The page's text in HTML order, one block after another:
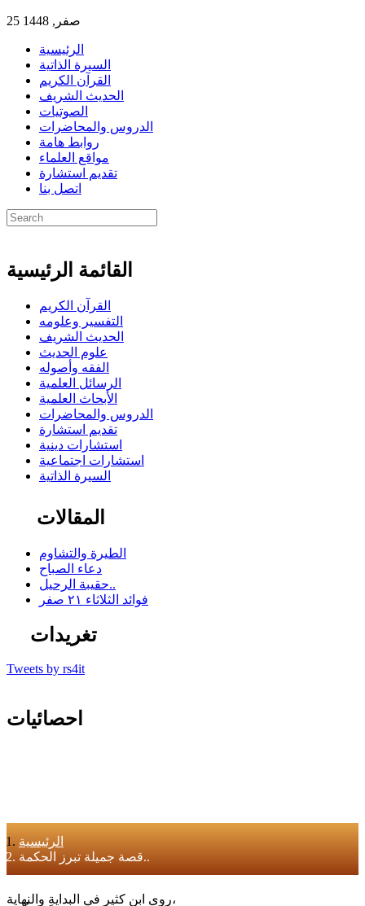
25 صفر, 1448
الرئيسية
السيرة الذاتية
القرآن الكريم
الحديث الشريف
الصوتيات
الدروس والمحاضرات
روابط هامة
مواقع العلماء
تقديم استشارة
اتصل بنا
القائمة الرئيسية
القرآن الكريم
التفسير وعلومه
الحديث الشريف
علوم الحديث
الفقه وأصوله
الرسائل العلمية
الأبحاث العلمية
الدروس والمحاضرات
تقديم استشارة
استشارات دينية
استشارات اجتماعية
السيرة الذاتية
المقالات
الطيرة والتشاوم
دعاء الصباح
حقيبة الرحيل..
فوائد الثلاثاء ٢١ صفر
تغريدات
Tweets by rs4it
احصائيات
الرئيسية
قصة جميلة تبرز الحكمة..
روى ابن كثير في البدايةِ والنهاية،